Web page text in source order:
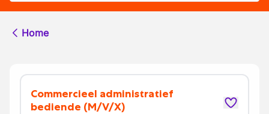
Home
Commercieel administratief
bediende (M/V/X)